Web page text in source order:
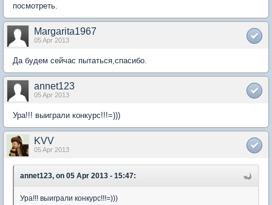
посмотреть.
Margarita1967
05 Apr 2013
Да будем сейчас пытаться,спасибо.
annet123
05 Apr 2013
Ура!!! выиграли конкурс!!!=)))
KVV
05 Apr 2013
annet123, on 05 Apr 2013 - 15:47:
Ура!!! выиграли конкурс!!!=)))